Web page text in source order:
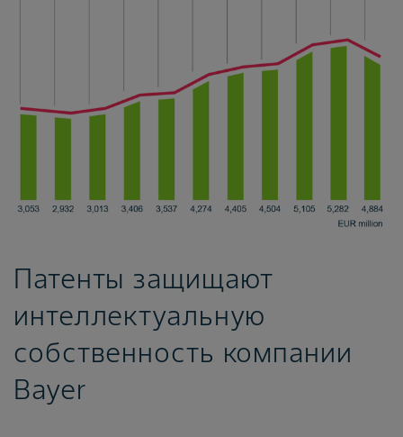
Патенты защищают
интеллектуальную
собственность компании
Bayer